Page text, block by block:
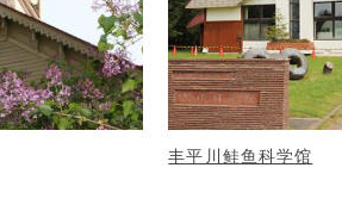
丰平川鲑鱼科学馆